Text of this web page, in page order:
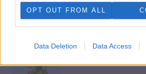
OPT OUT FROM ALL
Data Deletion Data Access
Omar el Karib: Ostrov Socci
Lidé žili v minulosti ve
jeden druhému, v harmonii